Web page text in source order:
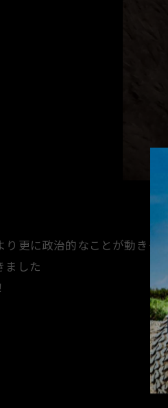
り更に政治的なことが動きそ
ました